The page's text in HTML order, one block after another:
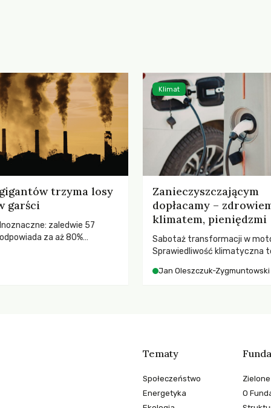
trzyma losy
garści
zaledwie 57
za aż 80%
Zanieczyszczającym
dopłacamy –
klimatem, pieniędzmi
Sabotaż transformacji w
Sprawiedliwość klimatyczna
ponosi konsekwencje
Jan Oleszczuk-Zygmuntowski
Klimat
Tematy
Społeczeństwo
Energetyka
O